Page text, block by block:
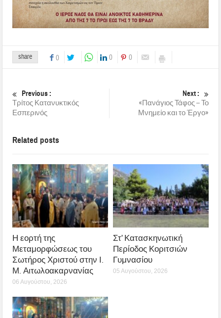
share 0 0 0
Previous :
Τρίτος Κατανυκτικός
Εσπερινός
Next :
«Πανάγιος Τάφος – Το
Μνημείο και το Έργο»
Related posts
Η εορτή της
Μεταμορφώσεως του
Σωτήρος Χριστού στην Ι.
Μ. Αιτωλοακαρνανίας
06 Αυγούστου, 2026
Στ’ Κατασκηνωτική
Περίοδος Κοριτσιών
Γυμνασίου
05 Αυγούστου, 2026